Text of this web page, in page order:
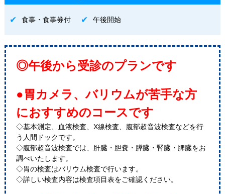
食事・食事券付 午後開始
◎午後から受診のプランです
●胃カメラ、バリウムが苦手な方
におすすめのコースです
◇基本測定、血液検査、X線検査、腹部超音波検査などを行
う人間ドックです。
◇腹部超音波検査では、肝臓・胆嚢・膵臓・腎臓・脾臓をお
調べいたします。
◇胃の検査はバリウム検査で行います。
◇詳しい検査内容は検査項目表をご確認ください。